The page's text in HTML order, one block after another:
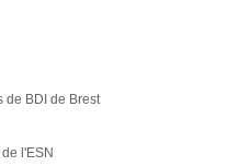
de BDI de Brest
l'ESN